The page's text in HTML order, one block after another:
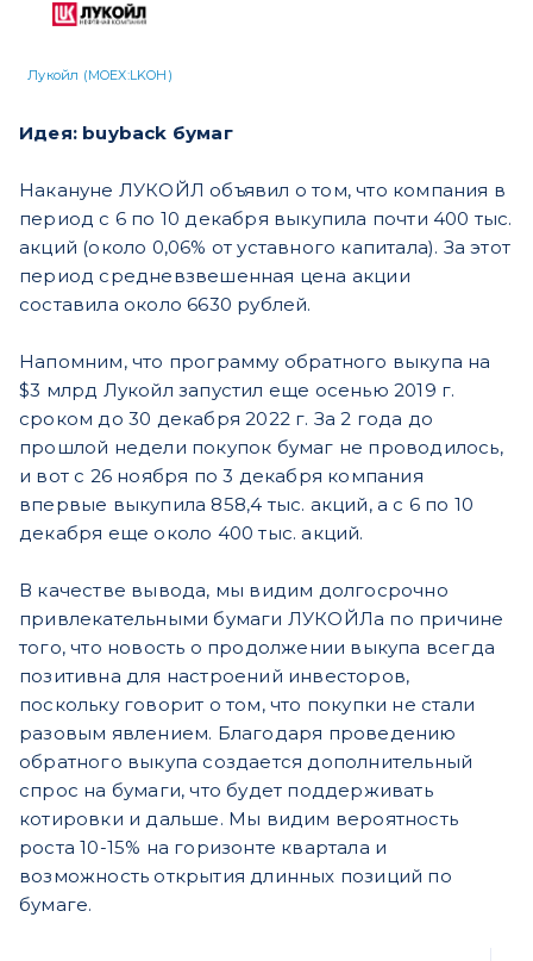
Лукойл (MOEX:LKOH)
Идея: buyback бумаг
Накануне ЛУКОЙЛ объявил о том, что компания в
период с 6 по 10 декабря выкупила почти 400 тыс.
акций (около 0,06% от уставного капитала). За этот
период средневзвешенная цена акции
составила около 6630 рублей.
Напомним, что программу обратного выкупа на
$3 млрд Лукойл запустил еще осенью 2019 г.
сроком до 30 декабря 2022 г. За 2 года до
прошлой недели покупок бумаг не проводилось,
и вот с 26 ноября по 3 декабря компания
впервые выкупила 858,4 тыс. акций, а с 6 по 10
декабря еще около 400 тыс. акций.
В качестве вывода, мы видим долгосрочно
привлекательными бумаги ЛУКОЙЛа по причине
того, что новость о продолжении выкупа всегда
позитивна для настроений инвесторов,
поскольку говорит о том, что покупки не стали
разовым явлением. Благодаря проведению
обратного выкупа создается дополнительный
спрос на бумаги, что будет поддерживать
котировки и дальше. Мы видим вероятность
роста 10-15% на горизонте квартала и
возможность открытия длинных позиций по
бумаге.